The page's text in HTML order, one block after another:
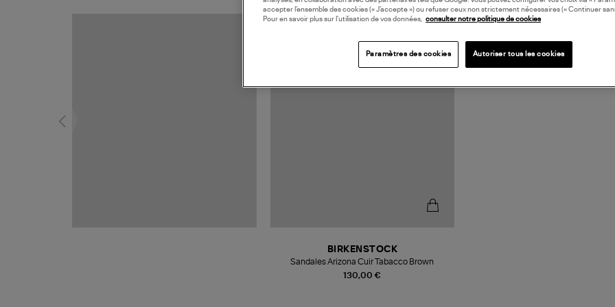
130,00 €
BIRKENSTOCK
Sandales Arizona Cuir Tabacco Brown
accepter l’ensemble des cookies (« J’accepte ») ou refuser ceux non strictement nécessaires (« Continuer
Pour en savoir plus sur l’utilisation de vos données, consulter notre politique de cookies
Paramètres des cookies Autoriser tous les cookies